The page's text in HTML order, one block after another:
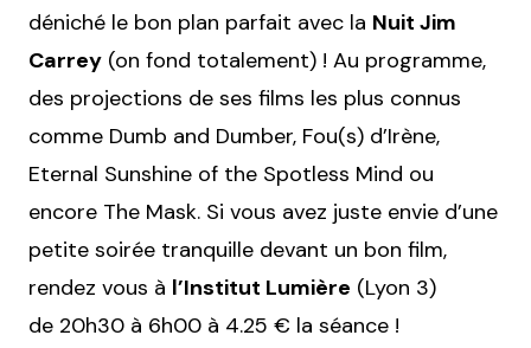
déniché le bon plan parfait avec la Nuit Jim
Carrey (on fond totalement) ! Au programme,
des projections de ses films les plus connus
comme Dumb and Dumber, Fou(s) d’Irène,
Eternal Sunshine of the Spotless Mind ou
encore The Mask. Si vous avez juste envie d’une
petite soirée tranquille devant un bon film,
rendez vous à l’Institut Lumière (Lyon 3)
de 20h30 à 6h00 à 4.25 € la séance !